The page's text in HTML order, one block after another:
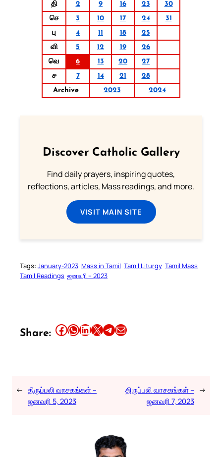
தி
2 9 16 23
30
செ
3 10 17 24
31
பு
4 11 18
25
வி
5 12 19
26
வெ
6 13 20
27
ச
7 14 21
28
Archive
2023 2024
Discover Catholic Gallery
Find daily prayers, inspiring quotes,
reflections, articles, Mass readings, and more.
VISIT MAIN SITE
Tags: January-2023 Mass in Tamil Tamil Liturgy Tamil Mass
Tamil Readings ஜனவரி – 2023
Share: Share this article on Facebook Share this article on WhatsApp Share this article on LinkedIn Share this article on X Share this article on TelegramEmail this Article
← திருப்பலி வாசகங்கள் –
ஜனவரி 5, 2023
திருப்பலி வாசகங்கள் –
ஜனவரி 7, 2023
→